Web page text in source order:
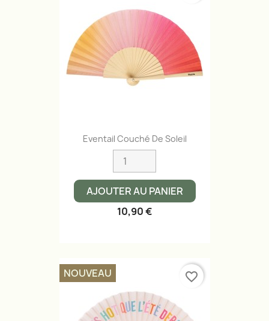
Eventail Couché De Soleil
AJOUTER AU PANIER
10,90 €
NOUVEAU favorite_border